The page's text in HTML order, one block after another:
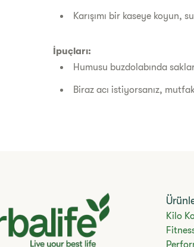
Karışımı bir kaseye koyun,
İpuçları:
Humusu buzdolabında
Biraz acı istiyorsanız,
Kilo